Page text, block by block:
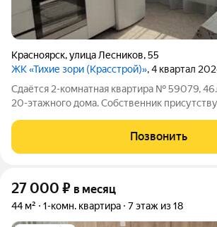
Красноярск,улица Лесников,55
ЖК «Тихие зори (Красстрой)», 4 квартал
Сдаётся 2-комнатная квартира № 59079,
20-этажного дома. Собственник
оплачиваются отдельно. По условиям
детьми, без питомцев. Срок
Позвонить
27 000 ₽ в месяц
44 м² 1-комн. квартира 7 этаж из 18